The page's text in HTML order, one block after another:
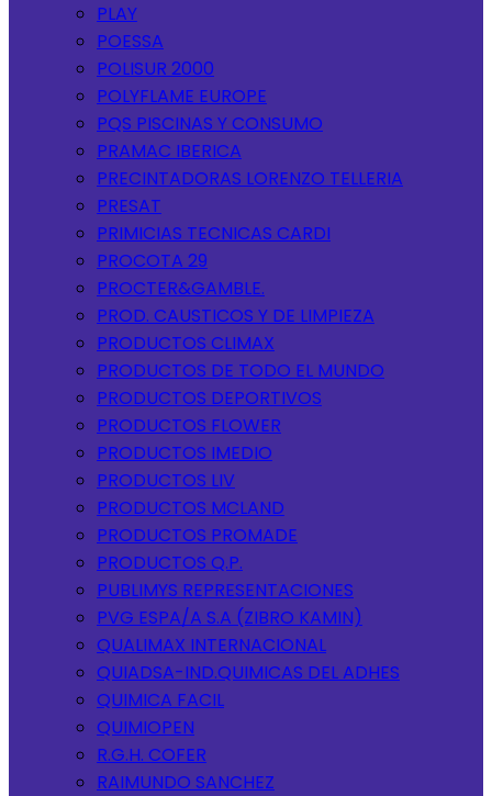
PLAY
POESSA
POLISUR 2000
POLYFLAME EUROPE
PQS PISCINAS Y CONSUMO
PRAMAC IBERICA
PRECINTADORAS LORENZO TELLERIA
PRESAT
PRIMICIAS TECNICAS CARDI
PROCOTA 29
PROCTER&GAMBLE.
PROD. CAUSTICOS Y DE LIMPIEZA
PRODUCTOS CLIMAX
PRODUCTOS DE TODO EL MUNDO
PRODUCTOS DEPORTIVOS
PRODUCTOS FLOWER
PRODUCTOS IMEDIO
PRODUCTOS LIV
PRODUCTOS MCLAND
PRODUCTOS PROMADE
PRODUCTOS Q.P.
PUBLIMYS REPRESENTACIONES
PVG ESPA/A S.A (ZIBRO KAMIN)
QUALIMAX INTERNACIONAL
QUIADSA-IND.QUIMICAS DEL ADHES
QUIMICA FACIL
QUIMIOPEN
R.G.H. COFER
RAIMUNDO SANCHEZ